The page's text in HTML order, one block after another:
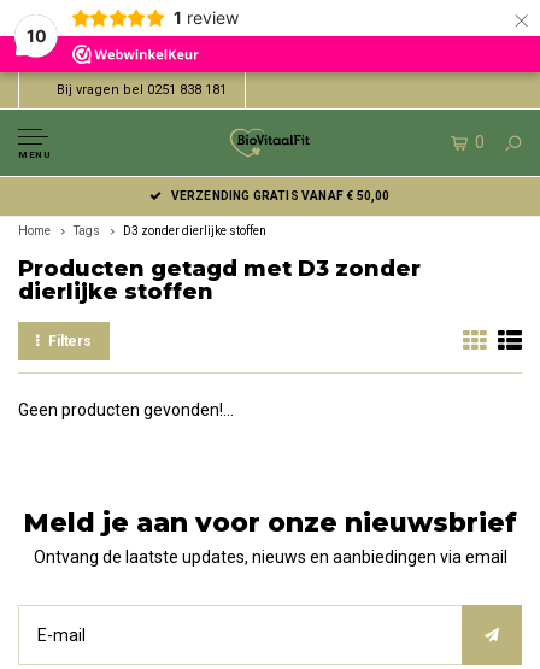
10
1 review ×
Bij vragen bel 0251 838 181
MENU
0
VERZENDING GRATIS VANAF € 50,00
Home Tags D3 zonder dierlijke stoffen
Producten getagd met D3 zonder
dierlijke stoffen
Filters
Geen producten gevonden!...
Meld je aan voor onze nieuwsbrief
Ontvang de laatste updates, nieuws en aanbiedingen via email